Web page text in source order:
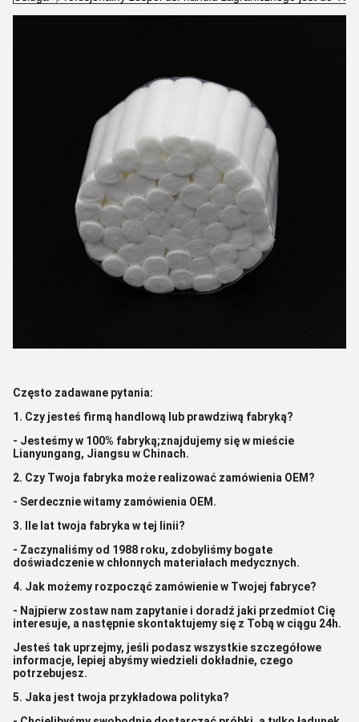
Często zadawane pytania:
1. Czy jesteś firmą handlową lub prawdziwą fabryką?
- Jesteśmy w 100% fabryką;znajdujemy się w mieście
Lianyungang, Jiangsu w Chinach.
2. Czy Twoja fabryka może realizować zamówienia OEM?
- Serdecznie witamy zamówienia OEM.
3. Ile lat twoja fabryka w tej linii?
- Zaczynaliśmy od 1988 roku, zdobyliśmy bogate
doświadczenie w chłonnych materiałach medycznych.
4. Jak możemy rozpocząć zamówienie w Twojej fabryce?
- Najpierw zostaw nam zapytanie i doradź jaki przedmiot Cię
interesuje, a następnie skontaktujemy się z Tobą w ciągu 24h.
Jesteś tak uprzejmy, jeśli podasz wszystkie szczegółowe
informacje, lepiej abyśmy wiedzieli dokładnie, czego
potrzebujesz.
5. Jaka jest twoja przykładowa polityka?